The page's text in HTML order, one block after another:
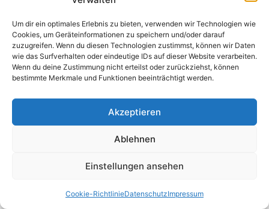
Um dir ein optimales Erlebnis zu bieten, verwenden wir Technologien wie
Cookies, um Geräteinformationen zu speichern und/oder darauf
zuzugreifen. Wenn du diesen Technologien zustimmst, können wir Daten
wie das Surfverhalten oder eindeutige IDs auf dieser Website verarbeiten.
Wenn du deine Zustimmung nicht erteilst oder zurückziehst, können
bestimmte Merkmale und Funktionen beeinträchtigt werden.
Akzeptieren
Ablehnen
Einstellungen ansehen
Cookie-RichtlinieDatenschutzImpressum